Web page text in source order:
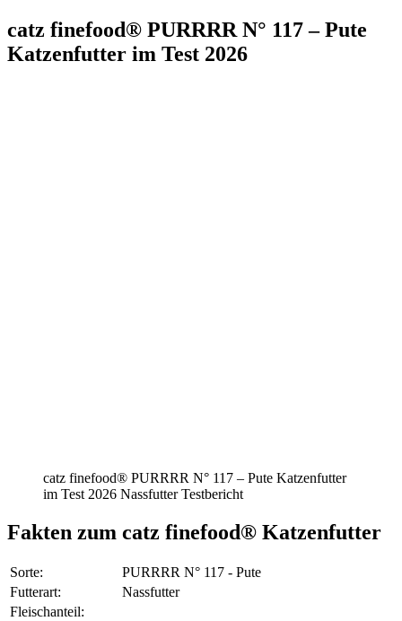
catz finefood® PURRRR N° 117 – Pute
Katzenfutter im Test 2026
catz finefood® PURRRR N° 117 – Pute Katzenfutter
im Test 2026 Nassfutter Testbericht
Fakten zum catz finefood® Katzenfutter
Sorte:
PURRRR N° 117 - Pute
Futterart:
Nassfutter
Fleischanteil: